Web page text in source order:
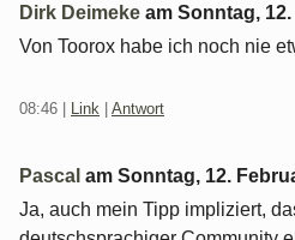
Dirk Deimeke am Sonntag,
Von Toorox habe ich noch nie
08:46 Link Antwort
Pascal am Sonntag, 12.
Ja, auch mein Tipp impliziert,